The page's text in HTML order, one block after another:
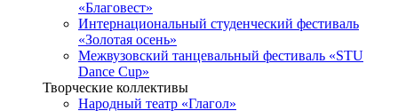
«Благовест»
Интернациональный студенческий фестиваль
«Золотая осень»
Межвузовский танцевальный фестиваль «STU
Dance Cup»
Творческие коллективы
Народный театр «Глагол»